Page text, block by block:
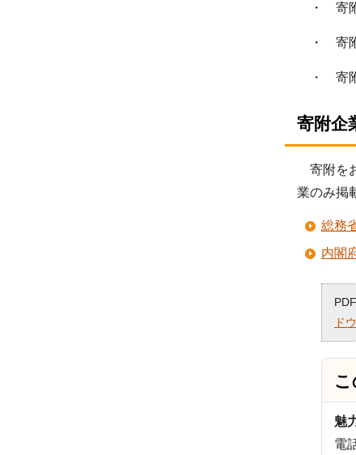
・ 寄附
・ 寄附
・ 寄附
寄附企
寄附を
業のみ掲
総務
内閣
ドウ
魅
電